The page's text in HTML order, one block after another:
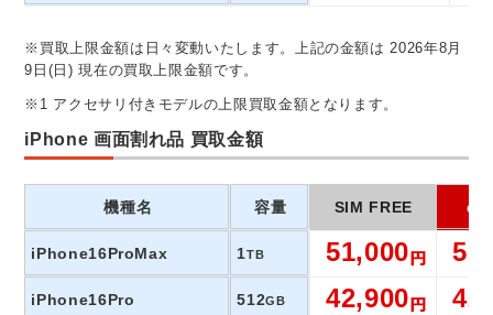
※買取上限金額は日々変動いたします。上記の金額は 2026年8月
9日(日) 現在の買取上限金額です。
※1 アクセサリ付きモデルの上限買取金額となります。
iPhone 画面割れ品 買取金額
機種名 容量 SIM FREE
iPhone16ProMax 1TB 51,000
iPhone16Pro 512GB 42,900